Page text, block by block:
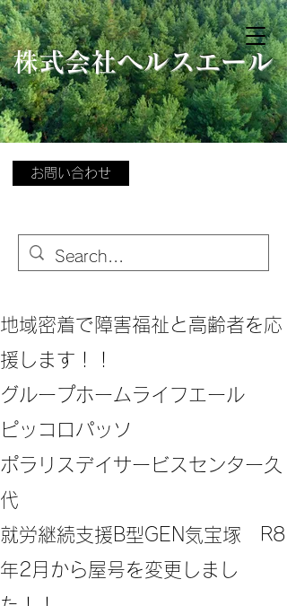
​株式会社ヘルスエール
お問い合わせ
地域密着で障害福祉と高齢者を応
援します！！
グループホームライフエール
ピッコロパッソ
ポラリスデイサービスセンター久
代
​就労継続支援B型GEN気宝塚 R8
年2月から屋号を変更しまし